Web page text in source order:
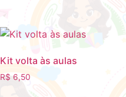
Kit volta às aulas
R$ 6,50